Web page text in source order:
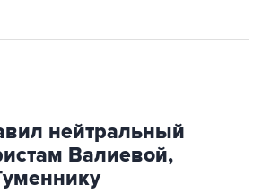
нейтральный
Валиевой,